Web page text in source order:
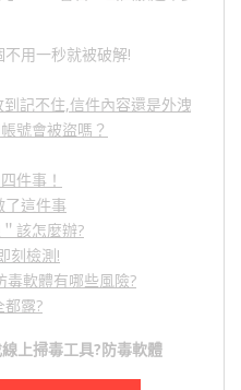
用一秒就被破解!
記不住,信件內容還是外洩？」,
號會被盜嗎？
件事！
了這件事
該怎麼辦?
刻檢測!
毒軟體有哪些風險?
露?
上掃毒工具?防毒軟體